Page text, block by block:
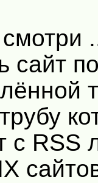
сайт
с RSS